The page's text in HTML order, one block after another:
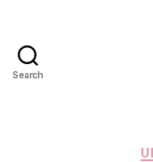
Search